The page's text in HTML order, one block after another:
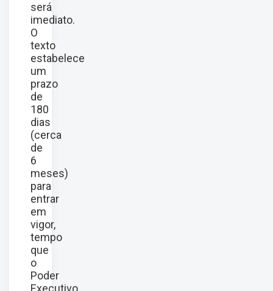
será
imediato.
O
texto
estabelece
um
prazo
de
180
dias
(cerca
de
6
meses)
para
entrar
em
vigor,
tempo
que
o
Poder
Executivo